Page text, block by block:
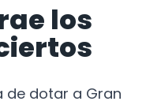
los
de dotar a Gran